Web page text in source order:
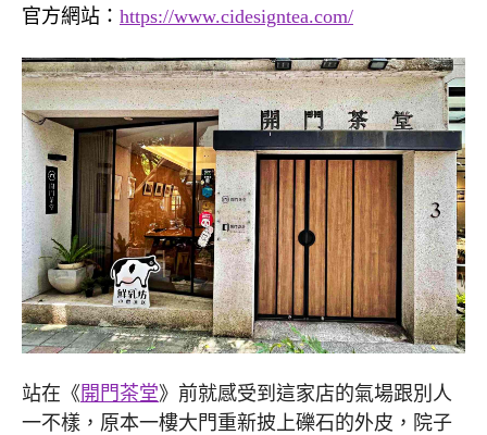
官方網站： https://www.cidesigntea.com/
站在《 開門茶堂》前就感受到這家店的氣場跟別人
一不樣，原本一樓大門重新披上礫石的外皮，院子